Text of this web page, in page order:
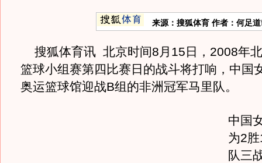
来源：搜狐体育 作者：何足
搜狐体育讯 北京时间8月15日，2008年
篮球小组赛第四比赛日的战斗将打响，中国
奥运篮球馆迎战B组的非洲冠军马里队。
中国
为2
队三